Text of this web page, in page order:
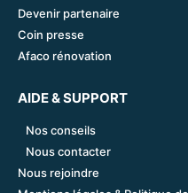
Devenir partenaire
Coin presse
Afaco rénovation
AIDE & SUPPORT
Nos conseils
Nous contacter
Nous rejoindre